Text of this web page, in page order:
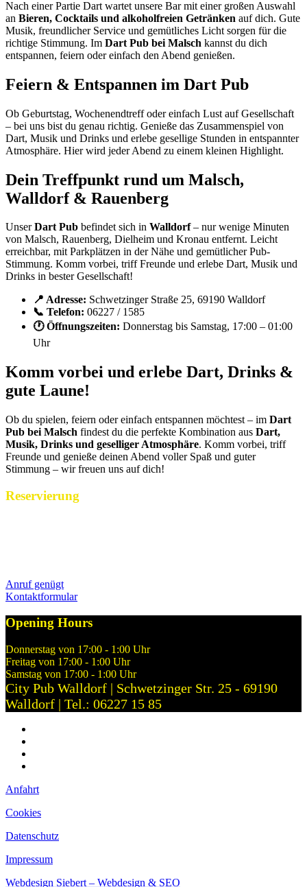
Nach einer Partie Dart wartet unsere Bar mit einer großen Auswahl
an Bieren, Cocktails und alkoholfreien Getränken auf dich. Gute
Musik, freundlicher Service und gemütliches Licht sorgen für die
richtige Stimmung. Im Dart Pub bei Malsch kannst du dich
entspannen, feiern oder einfach den Abend genießen.
Feiern & Entspannen im Dart Pub
Ob Geburtstag, Wochenendtreff oder einfach Lust auf Gesellschaft
– bei uns bist du genau richtig. Genieße das Zusammenspiel von
Dart, Musik und Drinks und erlebe gesellige Stunden in entspannter
Atmosphäre. Hier wird jeder Abend zu einem kleinen Highlight.
Dein Treffpunkt rund um Malsch,
Walldorf & Rauenberg
UnserDart Pub befindet sich in Walldorf– nur wenige Minuten
von Malsch, Rauenberg, Dielheim und Kronau entfernt. Leicht
erreichbar, mit Parkplätzen in der Nähe und gemütlicher Pub-
Stimmung. Komm vorbei, triff Freunde und erlebe Dart, Musik und
Drinks in bester Gesellschaft!
📍 Adresse: Schwetzinger Straße 25, 69190 Walldorf
📞 Telefon: 06227 / 1585
🕐 Öffnungszeiten: Donnerstag bis Samstag, 17:00 – 01:00
Uhr
Komm vorbei und erlebe Dart, Drinks &
gute Laune!
Ob du spielen, feiern oder einfach entspannen möchtest – im Dart
Pub bei Malsch findest du die perfekte Kombination aus Dart,
Musik, Drinks und geselliger Atmosphäre. Komm vorbei, triff
Freunde und genieße deinen Abend voller Spaß und guter
Stimmung – wir freuen uns auf dich!
Reservierung
Anruf genügt
Kontaktformular
Opening Hours
Donnerstag von 17:00 - 1:00 Uhr
Freitag von 17:00 - 1:00 Uhr
Samstag von 17:00 - 1:00 Uhr
City Pub Walldorf | Schwetzinger Str. 25 - 69190
Walldorf | Tel.: 06227 15 85
Anfahrt
Cookies
Datenschutz
Impressum
Webdesign Siebert – Webdesign & SEO